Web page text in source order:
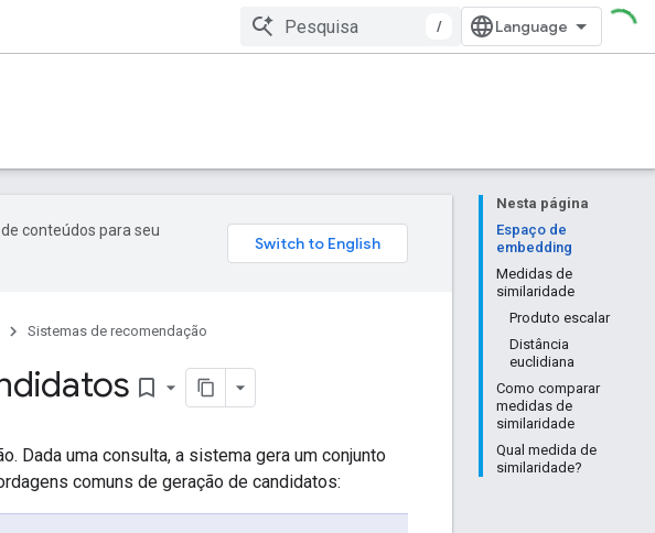
/
Nesta página
Espaço de
embedding
Medidas de
similaridade
Produto escalar
Distância
euclidiana
Como comparar
medidas de
similaridade
Qual medida de
similaridade?
conteúdos para seu
Sistemas de recomendação
bookmark_border
Dada uma consulta, a sistema gera um conjunto
comuns de geração de candidatos: